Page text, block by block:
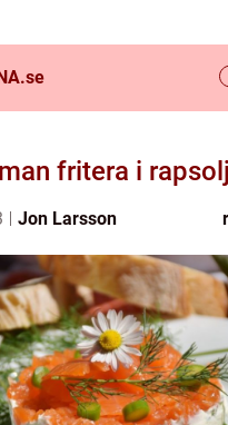
se
fritera i
Jon Larsson